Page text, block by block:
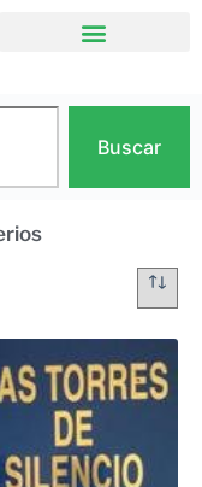
Buscar